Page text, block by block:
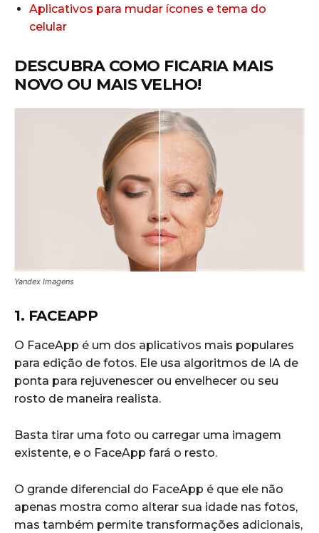
Aplicativos para mudar ícones e tema do
celular
DESCUBRA COMO FICARIA MAIS
NOVO OU MAIS VELHO!
Yandex Imagens
1. FACEAPP
O FaceApp é um dos aplicativos mais populares
para edição de fotos. Ele usa algoritmos de IA de
ponta para rejuvenescer ou envelhecer ou seu
rosto de maneira realista.
Basta tirar uma foto ou carregar uma imagem
existente, e o FaceApp fará o resto.
O grande diferencial do FaceApp é que ele não
apenas mostra como alterar sua idade nas fotos,
mas também permite transformações adicionais,